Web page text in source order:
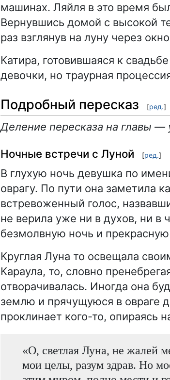
машинах. Ляйля в это время
Вернувшись домой с высокой
раз взглянув на луну через
Катира, готовившаяся к
девочки, но траурная
Подробный пересказ [ред.]
Деление пересказа на главы —
Ночные встречи с Луной [ред.]
В глухую ночь девушка по
оврагу. По пути она заметила
встревоженный голос,
не верила уже ни в духов, ни в
безмолвную ночь и
Круглая Луна то освещала
Караула, то, словно
отворачивалась. Иногда она
землю и прячущуюся в овраге
проклинает кого-то, опираясь
«О, светлая Луна, не жалей
мои целы, разум здрав. Но